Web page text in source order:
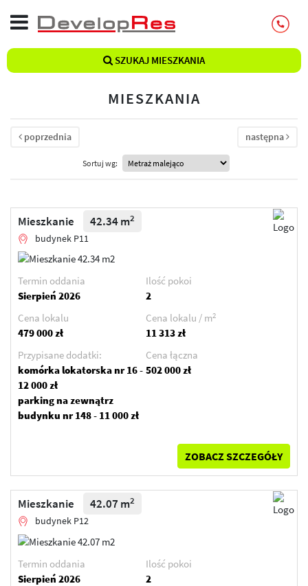
SZUKAJ MIESZKANIA
MIESZKANIA
poprzednia
Sortuj wg:
następna
Mieszkanie 42.34 m2
budynek P11
Termin oddania
Sierpień 2026
Ilość pokoi
2
Cena lokalu
479 000 zł
Cena lokalu / m2
11 313 zł
Przypisane dodatki:
komórka lokatorska nr 16 -
12 000 zł
parking na zewnątrz
budynku nr 148 - 11 000 zł
Cena łączna
502 000 zł
ZOBACZ SZCZEGÓŁY
Mieszkanie 42.07 m2
budynek P12
Termin oddania
Sierpień 2026
Ilość pokoi
2